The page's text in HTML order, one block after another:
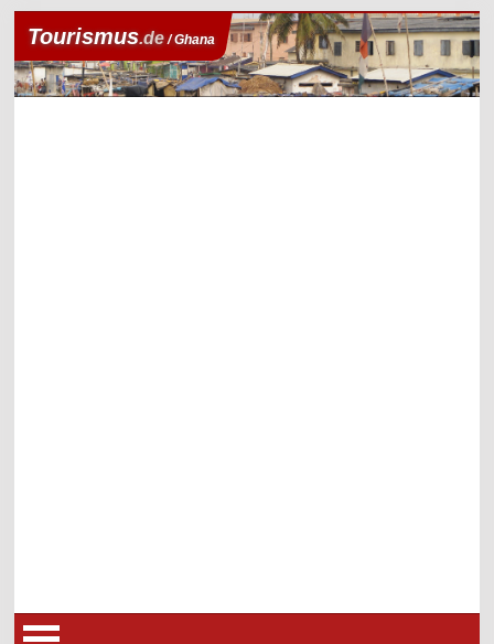
Tourismus.de/ Ghana